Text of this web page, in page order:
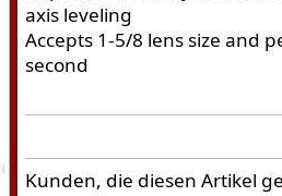
(
axis leveling
Accepts 1-5/8 lens size and
second
Kunden, die diesen Artikel